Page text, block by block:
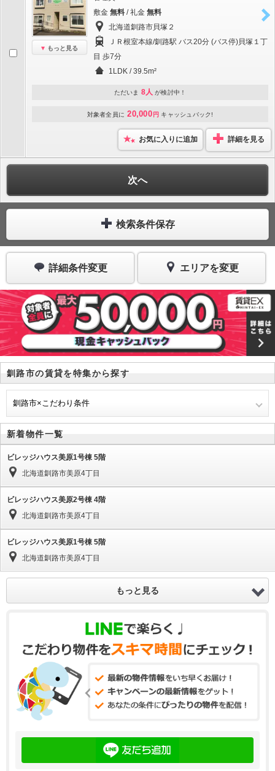
もっと見る
敷金 無料 / 礼金 無料
北海道釧路市貝塚２
ＪＲ根室本線/釧路駅 バス20分 (バス停)貝塚１丁
目 歩7分
1LDK / 39.5m²
ただいま 8人 が検討中！
対象者全員に 20,000 円 キャッシュバック!
お気に入りに追加 詳細を見る
次へ
検索条件保存
詳細条件変更 エリアを変更
釧路市の賃貸を特集から探す
釧路市×こだわり条件
新着物件一覧
ビレッジハウス美原1号棟 5階
北海道釧路市美原4丁目
ビレッジハウス美原2号棟 4階
北海道釧路市美原4丁目
ビレッジハウス美原1号棟 5階
北海道釧路市美原4丁目
もっと見る